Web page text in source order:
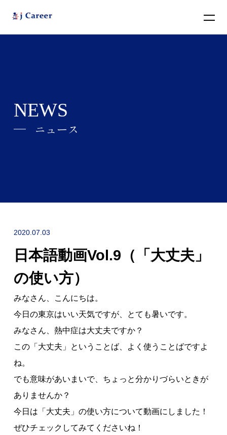
BACK
j Careerとは
NEWS
採用情報
RECRUIT
NEWS
ニュース
2020.07.03
日本語動画Vol.9（「大丈夫」
の使い方）
みなさん、こんにちは。
今日の東京はいい天気ですが、とても暑いです。
みなさん、熱中症は大丈夫ですか？
この「大丈夫」ということば、よく使うことばですよ
ね。
でも意味があいまいで、ちょっと分かりづらいときが
ありませんか？
今日は「大丈夫」の使い方について動画にしました！
ぜひチェックしてみてくださいね！